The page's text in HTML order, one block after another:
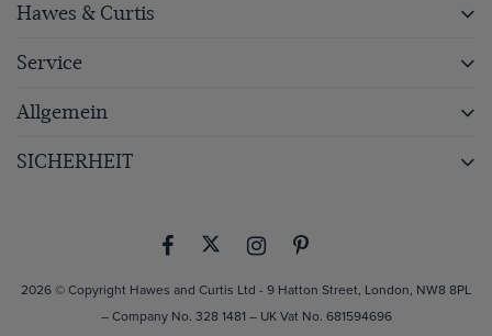
Hawes & Curtis
Service
Allgemein
SICHERHEIT
2026 © Copyright Hawes and Curtis Ltd - 9 Hatton Street, London, NW8 8PL
– Company No. 328 1481 – UK Vat No. 681594696